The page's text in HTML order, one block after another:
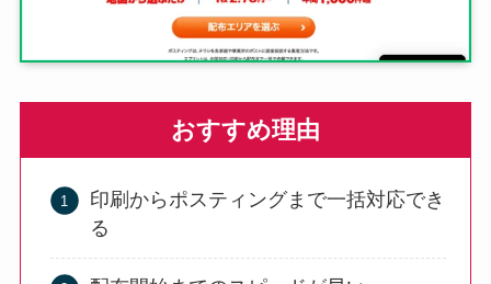
おすすめ理由
印刷からポスティングまで一括対応でき
る